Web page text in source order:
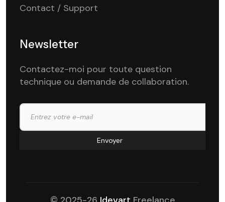
Contact / Support
Newsletter
Contactez-moi pour toute question
technique ou demande de collaboration.